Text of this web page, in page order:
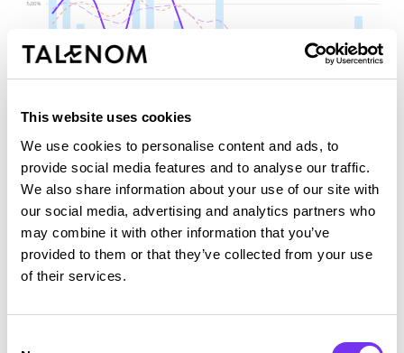
This website uses cookies
We use cookies to personalise content and ads, to
provide social media features and to analyse our traffic.
We also share information about your use of our site with
our social media, advertising and analytics partners who
may combine it with other information that you’ve
provided to them or that they’ve collected from your use
of their services.
Kattavat tilitoimistopalvelut